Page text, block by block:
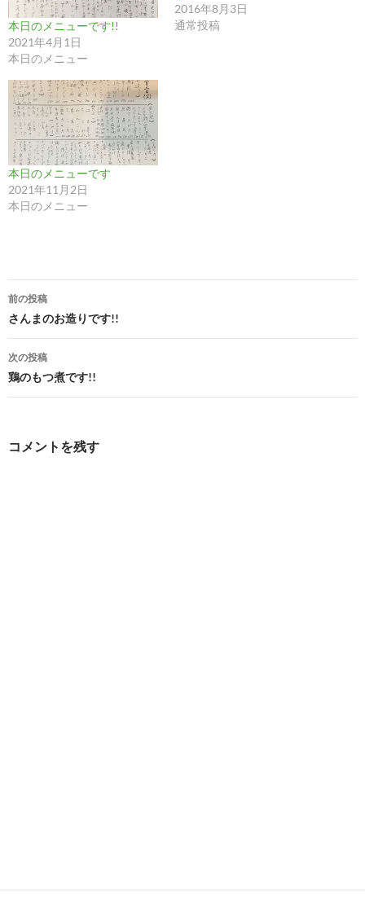
本日のメニューです!!
2021年4月1日
本日のメニュー
2016年8月3日
通常投稿
本日のメニューです
2021年11月2日
本日のメニュー
投
稿
ナ
ビ
ゲ
前の投稿
さんまのお造りです!!
次の投稿
鶏のもつ煮です!!
コメントを残す